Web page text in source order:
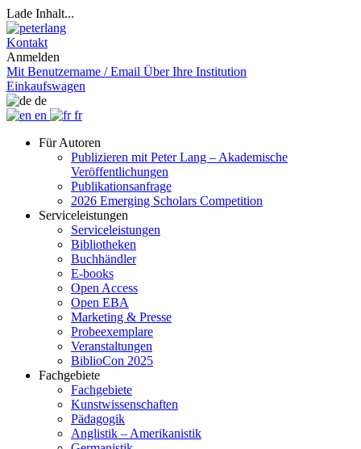
Lade Inhalt...
Kontakt
Anmelden
Mit Benutzername / Email Über Ihre Institution
Einkaufswagen
de
en
fr
Für Autoren
Publizieren mit Peter Lang – Akademische
Veröffentlichungen
Publikationsanfrage
2026 Emerging Scholars Competition
Serviceleistungen
Serviceleistungen
Bibliotheken
Buchhändler
E-books
Open Access
Open EBA
Marketing & Presse
Probeexemplare
Veranstaltungen
BiblioCon 2025
Fachgebiete
Fachgebiete
Kunstwissenschaften
Pädagogik
Anglistik – Amerikanistik